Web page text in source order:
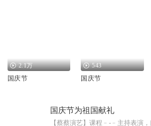
2.1万
国庆节
543
国庆节
国庆节为祖国献礼